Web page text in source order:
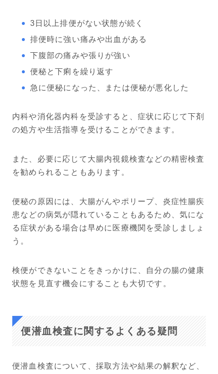
3日以上排便がない状態が続く
排便時に強い痛みや出血がある
下腹部の痛みや張りが強い
便秘と下痢を繰り返す
急に便秘になった、または便秘が悪化した
内科や消化器内科を受診すると、症状に応じて下剤
の処方や生活指導を受けることができます。
また、必要に応じて大腸内視鏡検査などの精密検査
を勧められることもあります。
便秘の原因には、大腸がんやポリープ、炎症性腸疾
患などの病気が隠れていることもあるため、気にな
る症状がある場合は早めに医療機関を受診しましょ
う。
検便ができないことをきっかけに、自分の腸の健康
状態を見直す機会にすることも大切です。
便潜血検査に関するよくある疑問
便潜血検査について、採取方法や結果の解釈など、